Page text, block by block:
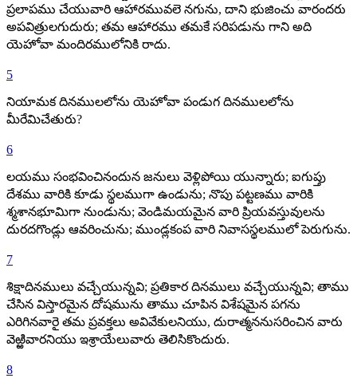
ప్రలాపము చేయువారి ఆహారమువలె నగును, దాని భుజించు వారందరు
అపవిత్రులగుదురు; తమ ఆహారము తమకే సరిపడును గాని అది
యెహోవా మందిరములోనికి రాదు.
5
నియామక దినములలోను యెహోవా పండుగ దినములలోను
మీరేమిచేతురు?
6
లయము సంభవించినందున జనులు వెళ్లిపోయి యున్నారు; ఐగుప్తు
దేశము వారికి కూడు స్థలముగా ఉండును; నొపు పట్టణము వారికి
శ్మశానభూమిగా నుండును; వెండిమయమైన వారి ప్రియవస్తువులను
దురదగొండ్లు ఆవరించును; ముండ్లకంప వారి నివాసస్థలములో పెరుగును.
7
శిక్షాదినములు వచ్చేయున్నవి; ప్రతికార దినములు వచ్చేయున్నవి; తాము
చేసిన విస్తారమైన దోషమును తాము చూపిన విశేషమైన పగను
ఎరిగినవారై తమ ప్రవక్తలు అవివేకులనియు, దురాత్మననుసరించిన వారు
వెఱ్ఱివారనియు ఇశ్రాయేలువారు తెలిసికొందురు.
8